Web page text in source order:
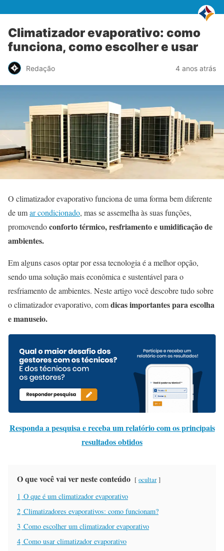
Climatizador evaporativo: como
funciona, como escolher e usar
Redação 4 anos atrás
O climatizador evaporativo funciona de uma forma bem diferente
de umar condicionado, mas se assemelha às suas funções,
promovendoconforto térmico, resfriamento e umidificação de
ambientes.
Em alguns casos optar por essa tecnologia é a melhor opção,
sendo uma solução mais econômica e sustentável para o
resfriamento de ambientes. Neste artigo você descobre tudo sobre
o climatizador evaporativo, comdicas importantes para escolha
e manuseio.
Responda a pesquisa e receba um relatório com os principais
resultados obtidos
O que você vai ver neste conteúdo ocultar
1 O que é um climatizador evaporativo
2 Climatizadores evaporativos: como funcionam?
3 Como escolher um climatizador evaporativo
4 Como usar climatizador evaporativo